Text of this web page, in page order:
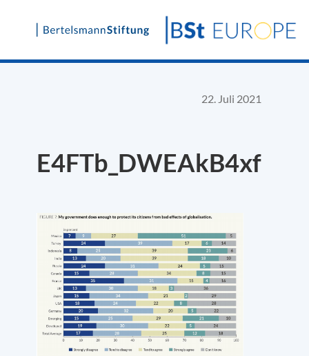
Skip
22. Juli 2021
E4FTb_DWEAkB4xf